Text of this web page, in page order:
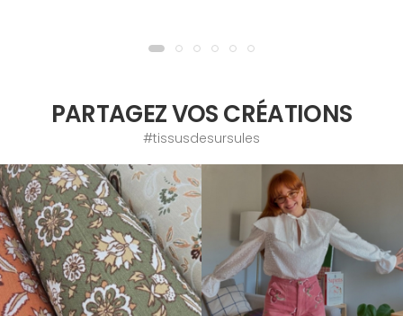
PARTAGEZ VOS CRÉATIONS
#tissusdesursules